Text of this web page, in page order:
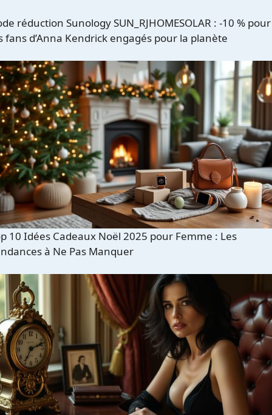
réduction Sunology SUN_RJHOMESOLAR : -10 % pour
fans d’Anna Kendrick engagés pour la planète
10 Idées Cadeaux Noël 2025 pour Femme : Les
à Ne Pas Manquer